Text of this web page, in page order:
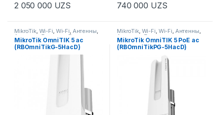
2 050 000 UZS 740 000 UZS
MikroTik, Wi-Fi, Wi-Fi, Антенны,
Антенны, Роутеры,Роутеры
MikroTik OmniTIK 5 ac
(RBOmniTikG-5HacD)
MikroTik, Wi-Fi, Wi-Fi, Антенны,
Антенны, Беспроводное
оборудование,
Маршрутизаторы,
,Роутеры
Роутеры Wi-Fi
Точки доступа
MikroTik OmniTIK 5 PoE ac
(RBOmniTikPG-5HacD)